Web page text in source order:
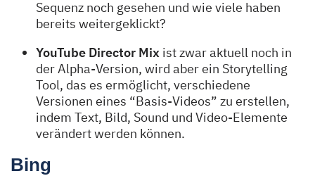
Sequenz noch gesehen und wie viele haben
bereits weitergeklickt?
YouTube Director Mix ist zwar aktuell noch in
der Alpha-Version, wird aber ein Storytelling
Tool, das es ermöglicht, verschiedene
Versionen eines “Basis-Videos” zu erstellen,
indem Text, Bild, Sound und Video-Elemente
verändert werden können.
Bing